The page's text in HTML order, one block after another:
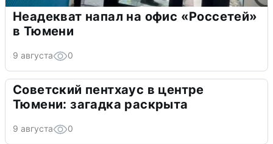
Неадекват напал на офис «Россетей»
в Тюмени
9 августа 0
Советский пентхаус в центре
Тюмени: загадка раскрыта
9 августа 0